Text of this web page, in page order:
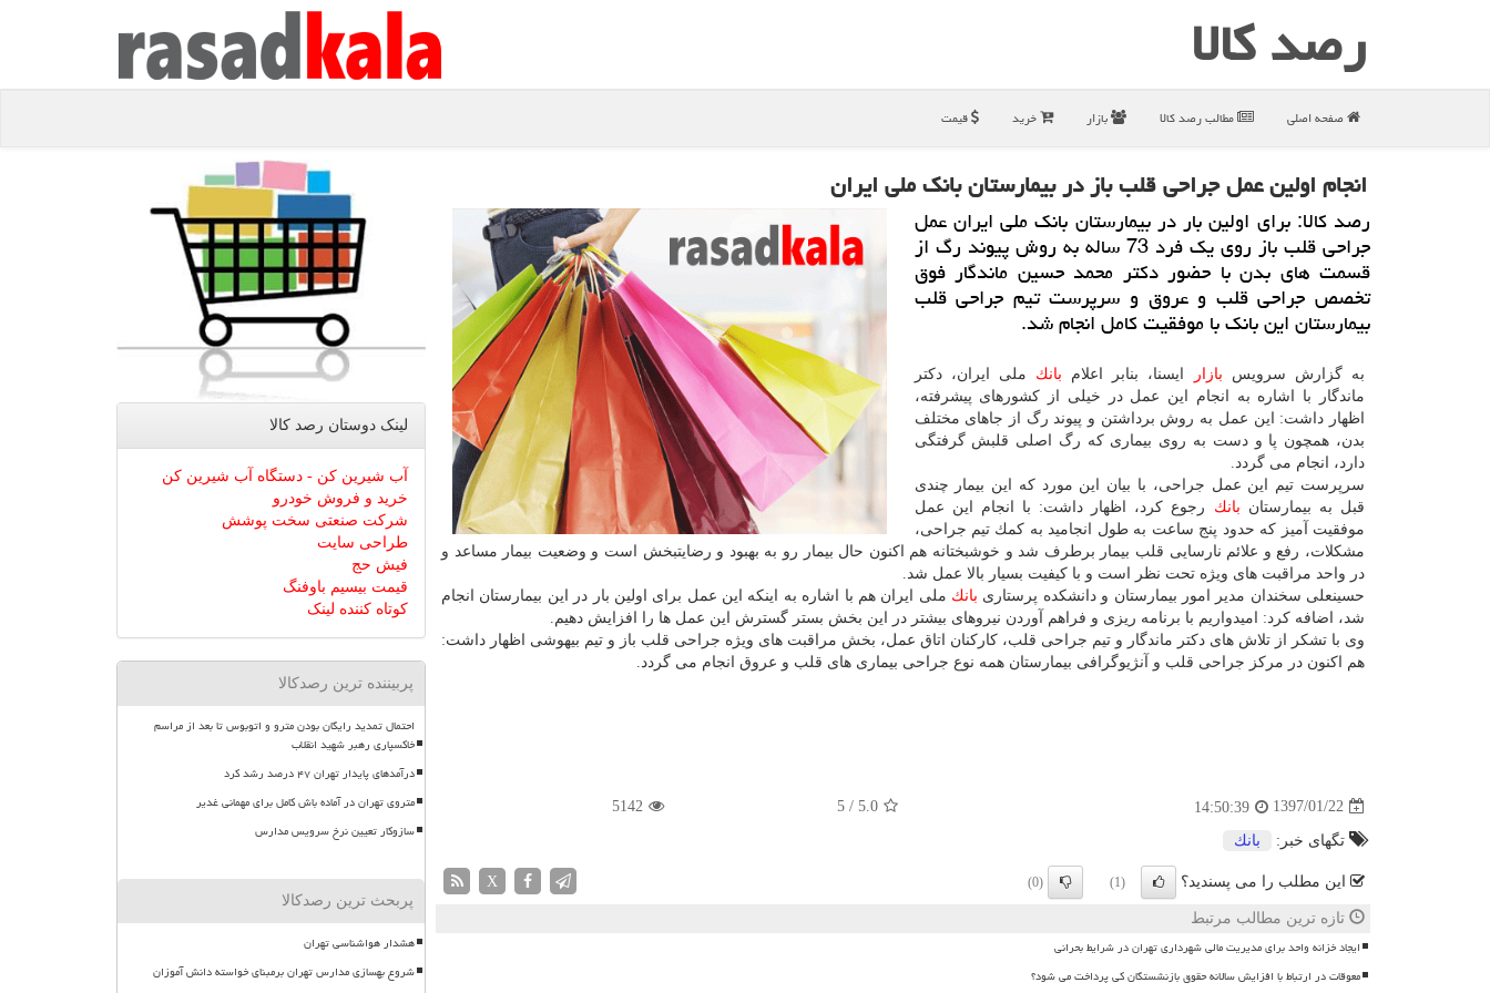
رصد كالا
صفحه اصلی مطالب رصد كالا بازار خرید قیمت
انجام اولین عمل جراحی قلب باز در بیمارستان بانك ملی ایران
رصد كالا: برای اولین بار در بیمارستان بانك ملی ایران عمل
جراحی قلب باز روی یك فرد 73 ساله به روش پیوند رگ از
قسمت های بدن با حضور دكتر محمد حسین ماندگار فوق
تخصص جراحی قلب و عروق و سرپرست تیم جراحی قلب
بیمارستان این بانك با موفقیت كامل انجام شد.
به گزارش سرویس بازار ایسنا، بنابر اعلام بانك ملی ایران، دكتر
ماندگار با اشاره به انجام این عمل در خیلی از كشورهای پیشرفته،
اظهار داشت: این عمل به روش برداشتن و پیوند رگ از جاهای مختلف
بدن، همچون پا و دست به روی بیماری كه رگ اصلی قلبش گرفتگی
دارد، انجام می گردد.
سرپرست تیم این عمل جراحی، با بیان این مورد كه این بیمار چندی
قبل به بیمارستان بانك رجوع كرد، اظهار داشت: با انجام این عمل
موفقیت آمیز كه حدود پنج ساعت به طول انجامید به كمك تیم جراحی،
مشكلات، رفع و علائم نارسایی قلب بیمار برطرف شد و خوشبختانه هم اكنون حال بیمار رو به بهبود و رضایتبخش است و وضعیت بیمار مساعد و
در واحد مراقبت های ویژه تحت نظر است و با كیفیت بسیار بالا عمل شد.
حسینعلی سخندان مدیر امور بیمارستان و دانشكده پرستاری بانك ملی ایران هم با اشاره به اینكه این عمل برای اولین بار در این بیمارستان انجام
شد، اضافه كرد: امیدواریم با برنامه ریزی و فراهم آوردن نیروهای بیشتر در این بخش بستر گسترش این عمل ها را افزایش دهیم.
وی با تشكر از تلاش های دكتر ماندگار و تیم جراحی قلب، كاركنان اتاق عمل، بخش مراقبت های ویژه جراحی قلب باز و تیم بیهوشی اظهار داشت:
هم اكنون در مركز جراحی قلب و آنژیوگرافی بیمارستان همه نوع جراحی بیماری های قلب و عروق انجام می گردد.
1397/01/22
14:50:39
5.0
/
5
5142
تگهای خبر: بانك
این مطلب را می پسندید؟ (1)
(0)
X
تازه ترین مطالب مرتبط
ایجاد خزانه واحد برای مدیریت مالی شهرداری تهران در شرایط بحرانی
معوقات در ارتباط با افزایش سالانه حقوق بازنشستگان کی پرداخت می شود؟
لینک دوستان رصد كالا
آب شیرین کن - دستگاه آب شیرین کن
خرید و فروش خودرو
شرکت صنعتی سخت پوشش
طراحی سایت
فیش حج
قیمت بیسیم باوفنگ
کوتاه کننده لینک
پربیننده ترین رصدکالا
احتمال تمدید رایگان بودن مترو و اتوبوس تا بعد از مراسم
خاکسپاری رهبر شهید انقلاب
درآمدهای پایدار تهران ۴۷ درصد رشد کرد
متروی تهران در آماده باش کامل برای مهمانی غدیر
سازوکار تعیین نرخ سرویس مدارس
پربحث ترین رصدکالا
هشدار هواشناسی تهران
شروع بهسازی مدارس تهران برمبنای خواسته دانش آموزان